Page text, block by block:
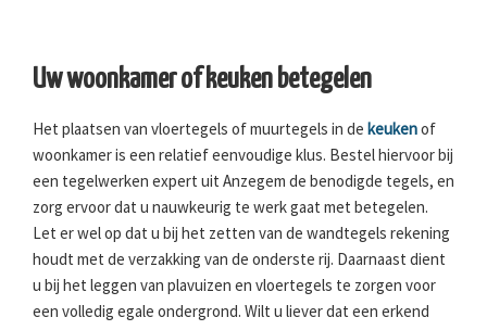
Uw woonkamer of keuken betegelen
Het plaatsen van vloertegels of muurtegels in de keukenof
woonkamer is een relatief eenvoudige klus. Bestel hiervoor bij
een tegelwerken expert uit Anzegem de benodigde tegels, en
zorg ervoor dat u nauwkeurig te werk gaat met betegelen.
Let er wel op dat u bij het zetten van de wandtegels rekening
houdt met de verzakking van de onderste rij. Daarnaast dient
u bij het leggen van plavuizen en vloertegels te zorgen voor
een volledig egale ondergrond. Wilt u liever dat een erkend